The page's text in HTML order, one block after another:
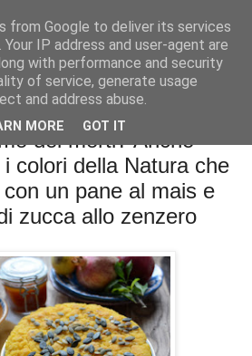
QB
il cuoco è ciò che cucina?
dei morti? Anche
colori della Natura che
un pane al mais e
zucca allo zenzero
from Google to deliver its services
IP address and user-agent are
with performance and security
of service, generate usage
and address abuse.
MORE GOT IT